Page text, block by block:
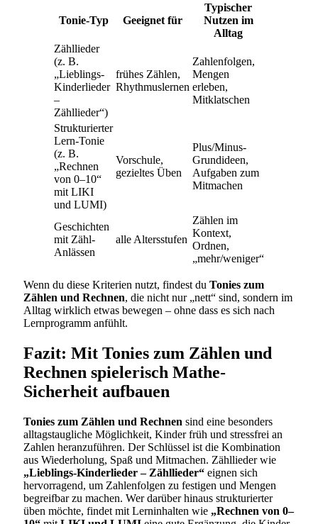
Tonie-Typ Geeignet für
Typischer
Nutzen im
Alltag
Zähllieder
(z. B.
„Lieblings-
Kinderlieder
–
Zähllieder“)
frühes Zählen,
Rhythmuslernen
Zahlenfolgen,
Mengen
erleben,
Mitklatschen
Strukturierter
Lern-Tonie
(z. B.
„Rechnen
von 0–10“
mit LIKI
und LUMI)
Vorschule,
gezieltes Üben
Plus/Minus-
Grundideen,
Aufgaben zum
Mitmachen
Geschichten
mit Zähl-
Anlässen
alle Altersstufen
Zählen im
Kontext,
Ordnen,
„mehr/weniger“
Wenn du diese Kriterien nutzt, findest du Tonies zum
Zählen und Rechnen, die nicht nur „nett“ sind, sondern im
Alltag wirklich etwas bewegen – ohne dass es sich nach
Lernprogramm anfühlt.
Fazit: Mit Tonies zum Zählen und
Rechnen spielerisch Mathe-
Sicherheit aufbauen
Tonies zum Zählen und Rechnen sind eine besonders
alltagstaugliche Möglichkeit, Kinder früh und stressfrei an
Zahlen heranzuführen. Der Schlüssel ist die Kombination
aus Wiederholung, Spaß und Mitmachen. Zähllieder wie
„Lieblings-Kinderlieder – Zähllieder“ eignen sich
hervorragend, um Zahlenfolgen zu festigen und Mengen
begreifbar zu machen. Wer darüber hinaus strukturierter
üben möchte, findet mit Lerninhalten wie „Rechnen von 0–